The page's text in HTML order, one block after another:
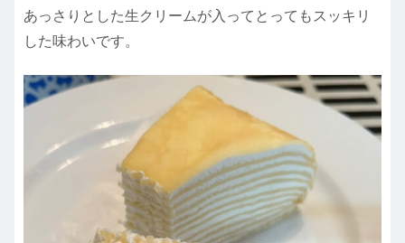
あっさりとした生クリームが入ってとってもスッキリ
した味わいです。